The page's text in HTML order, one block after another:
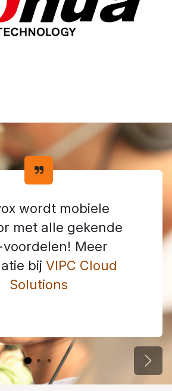
wordt mobiele
met alle gekende
voordelen! Meer
bij VIPC Cloud
Solutions